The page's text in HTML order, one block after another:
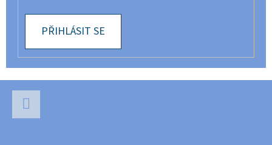
PŘIHLÁSIT SE